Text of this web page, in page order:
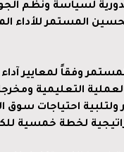
لسياسة ونظم
المستمر للأداء
وفقاً لمعايير
التعليمية
احتياجات سوق
لخطة خمسية